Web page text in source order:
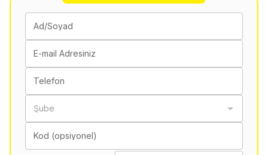
Ad/Soyad
E-mail Adresiniz
Telefon
Şube
Kod (opsiyonel)